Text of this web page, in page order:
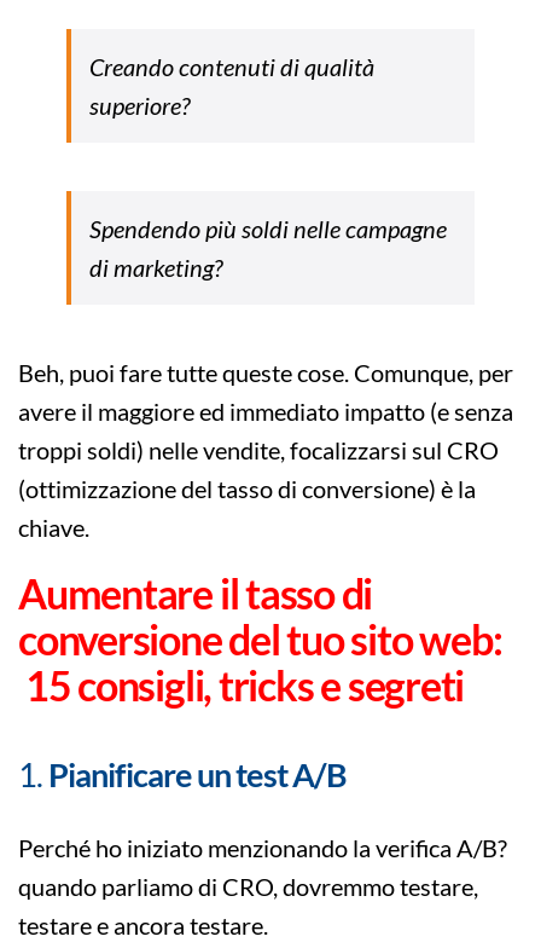
Creando contenuti di qualità
superiore?
Spendendo più soldi nelle campagne
di marketing?
Beh, puoi fare tutte queste cose. Comunque, per
avere il maggiore ed immediato impatto (e senza
troppi soldi) nelle vendite, focalizzarsi sul CRO
(ottimizzazione del tasso di conversione) è la
chiave.
Aumentare il tasso di
conversione del tuo sito web:
15 consigli, tricks e segreti
1. Pianificare un test A/B
Perché ho iniziato menzionando la verifica A/B?
quando parliamo di CRO, dovremmo testare,
testare e ancora testare.